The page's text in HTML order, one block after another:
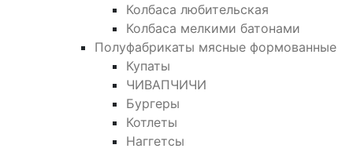
Колбаса любительская
Колбаса мелкими батонами
Полуфабрикаты мясные формованные
Купаты
ЧИВАПЧИЧИ
Бургеры
Котлеты
Наггетсы